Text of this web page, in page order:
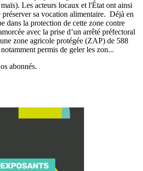
Les acteurs locaux et l'État ont ainsi
sa vocation alimentaire. Déjà en
dans la protection de cette zone contre
avec la prise d’un arrêté préfectoral
zone agricole protégée (ZAP) de 588
permis de geler les zon...
abonnés.